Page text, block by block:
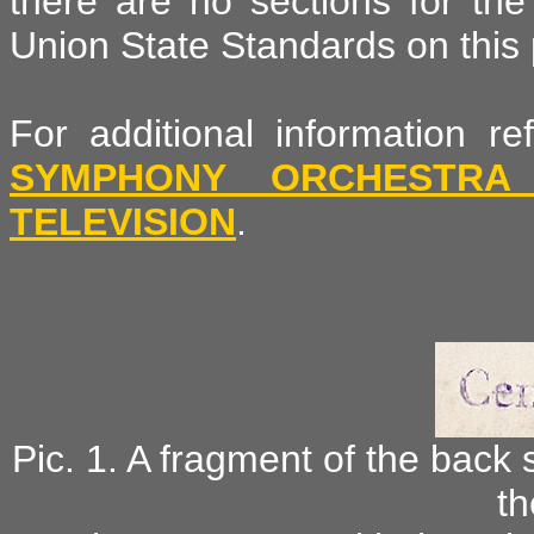
Union State Standards on
For additional information
SYMPHONY
TELEVISION.
Pic. 1. A fragment of the back